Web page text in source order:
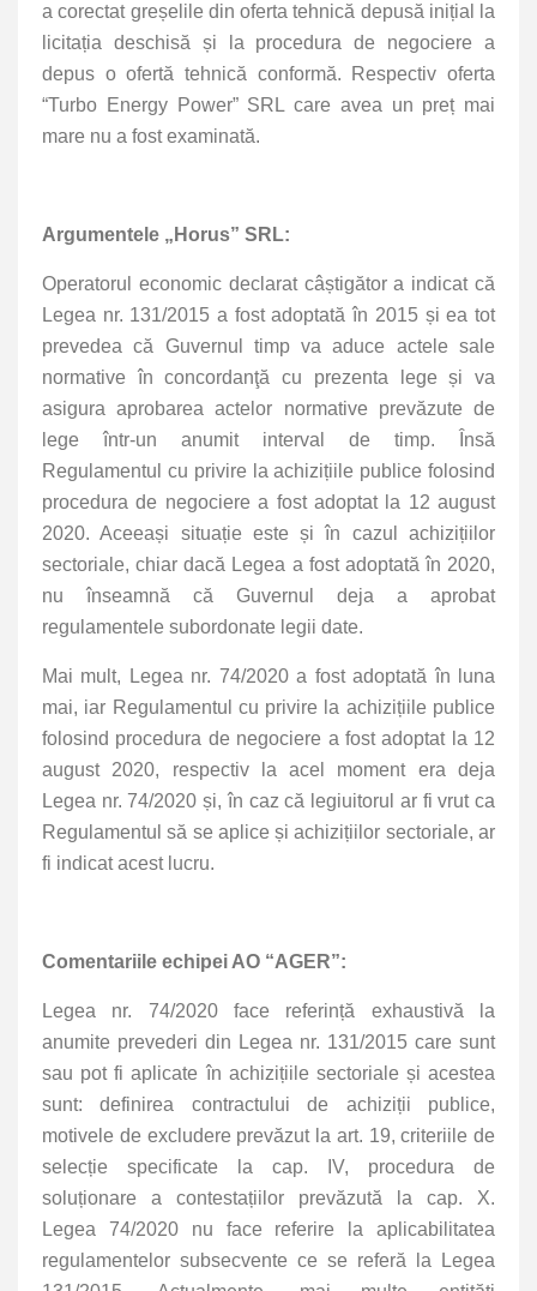
a corectat greșelile din oferta tehnică depusă inițial la
licitația deschisă și la procedura de negociere a
depus o ofertă tehnică conformă. Respectiv oferta
“Turbo Energy Power” SRL care avea un preț mai
mare nu a fost examinată.
Argumentele „Horus” SRL:
Operatorul economic declarat câștigător a indicat că
Legea nr. 131/2015 a fost adoptată în 2015 și ea tot
prevedea că Guvernul timp va aduce actele sale
normative în concordanţă cu prezenta lege și va
asigura aprobarea actelor normative prevăzute de
lege într-un anumit interval de timp. Însă
Regulamentul cu privire la achizițiile publice folosind
procedura de negociere a fost adoptat la 12 august
2020. Aceeași situație este și în cazul achizițiilor
sectoriale, chiar dacă Legea a fost adoptată în 2020,
nu înseamnă că Guvernul deja a aprobat
regulamentele subordonate legii date.
Mai mult, Legea nr. 74/2020 a fost adoptată în luna
mai, iar Regulamentul cu privire la achizițiile publice
folosind procedura de negociere a fost adoptat la 12
august 2020, respectiv la acel moment era deja
Legea nr. 74/2020 și, în caz că legiuitorul ar fi vrut ca
Regulamentul să se aplice și achizițiilor sectoriale, ar
fi indicat acest lucru.
Comentariile echipei AO “AGER”:
Legea nr. 74/2020 face referință exhaustivă la
anumite prevederi din Legea nr. 131/2015 care sunt
sau pot fi aplicate în achizițiile sectoriale și acestea
sunt: definirea contractului de achiziții publice,
motivele de excludere prevăzut la art. 19, criteriile de
selecție specificate la cap. IV, procedura de
soluționare a contestațiilor prevăzută la cap. X.
Legea 74/2020 nu face referire la aplicabilitatea
regulamentelor subsecvente ce se referă la Legea